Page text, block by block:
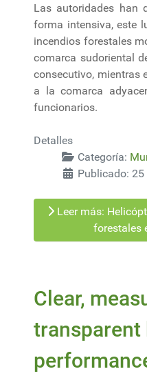
Las autoridades han
forma intensiva, este
incendios forestales
comarca sudoriental
consecutivo, mientras
a la comarca
funcionarios.
Detalles
Categoría:
Publicado:
Leer más:
forestales
Clear,
transparent